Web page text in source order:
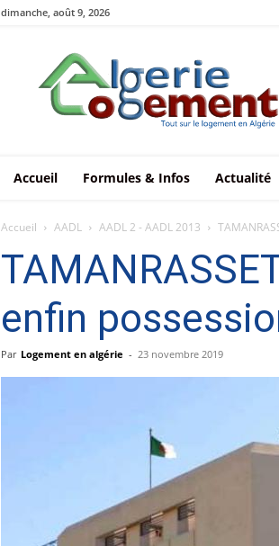
dimanche, août 9, 2026
Le
logement
en
Algérie
Accueil Formules & Infos Actualité
Accueil AADL AADL 2 - AADL 2013
enfin
Par Logement en algérie - 23 novembre 2019